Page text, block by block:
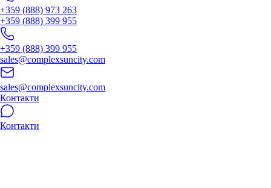
+359 (888) 973 263
+359 (888) 399 955
+359 (888) 399 955
sales@complexsuncity.com
sales@complexsuncity.com
Контакти
Контакти